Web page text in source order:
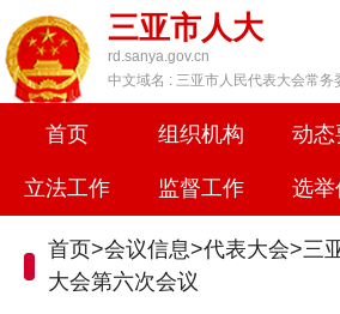
三亚市人大
rd.sanya.gov.cn
中文域名 : 三亚市人民代表大会常务
首页 组织机构 动态
立法工作 监督工作 选举
首页>会议信息>代表大会>三
大会第六次会议